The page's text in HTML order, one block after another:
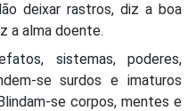
deixar rastros, diz a boa
a alma doente.
sistemas, poderes,
se surdos e imaturos
se corpos, mentes e